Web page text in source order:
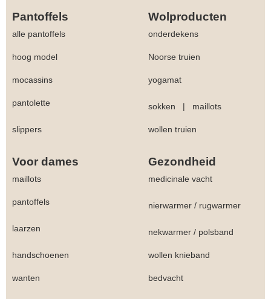
Pantoffels Wolproducten
alle pantoffels onderdekens
hoog model Noorse truien
mocassins yogamat
pantolette sokken | maillots
slippers wollen truien
Voor dames Gezondheid
maillots medicinale vacht
pantoffels nierwarmer / rugwarmer
laarzen nekwarmer / polsband
handschoenen wollen knieband
wanten bedvacht